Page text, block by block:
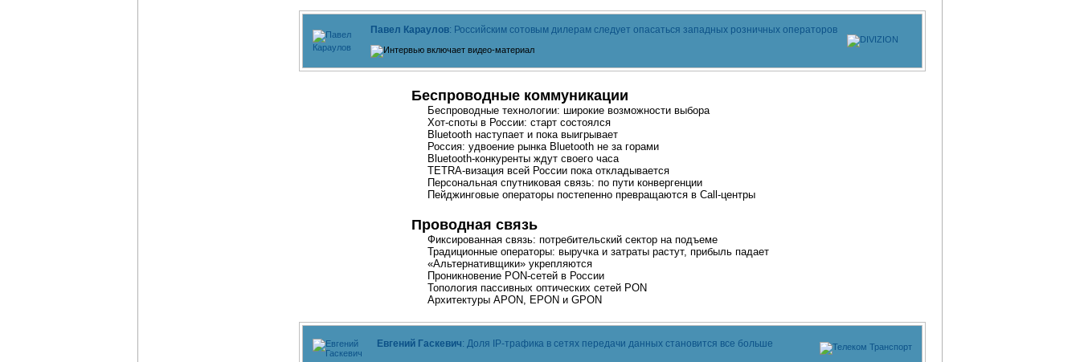
Павел Караулов: Российским сотовым дилерам следует опасаться западных розничных операторов
Беспроводные коммуникации
Беспроводные технологии: широкие возможности выбора
Хот-споты в России: старт состоялся
Bluetooth наступает и пока выигрывает
Россия: удвоение рынка Bluеtooth не за горами
Bluetooth-конкуренты ждут своего часа
TETRA-визация всей России пока откладывается
Персональная спутниковая связь: по пути конвергенции
Пейджинговые операторы постепенно превращаются в Call-центры
Проводная связь
Фиксированная связь: потребительский сектор на подъеме
Традиционные операторы: выручка и затраты растут, прибыль падает
«Альтернативщики» укрепляются
Проникновение PON-сетей в России
Топология пассивных оптических сетей PON
Архитектуры APON, EPON и GPON
Евгений Гаскевич: Доля IP-трафика в сетях передачи данных становится все больше